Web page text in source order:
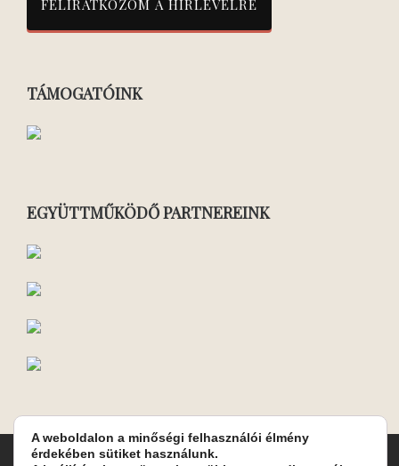
TÁMOGATÓINK
EGYÜTTMŰKÖDŐ PARTNEREINK
Turay Ida Színház Közhasznú Nonprofit Kft. | Működési
A weboldalon a minőségi felhasználói élmény
érdekében sütiket használunk.